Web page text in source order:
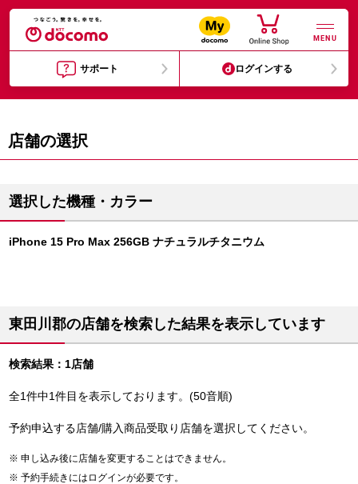
MENU
サポート ログインする
店舗の選択
選択した機種・カラー
iPhone 15 Pro Max 256GB ナチュラルチタニウム
東田川郡の店舗を検索した結果を表示しています
検索結果：1店舗
全1件中1件目を表示しております。(50音順)
予約申込する店舗/購入商品受取り店舗を選択してください。
申し込み後に店舗を変更することはできません。
予約手続きにはログインが必要です。